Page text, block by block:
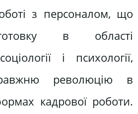
з персоналом, що
в області
і психології,
революцію в
кадрової роботи.